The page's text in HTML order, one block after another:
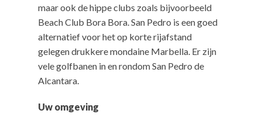
maar ook de hippe clubs zoals bijvoorbeeld
Beach Club Bora Bora. San Pedro is een goed
alternatief voor het op korte rijafstand
gelegen drukkere mondaine Marbella. Er zijn
vele golfbanen in en rondom San Pedro de
Alcantara.
Uw omgeving